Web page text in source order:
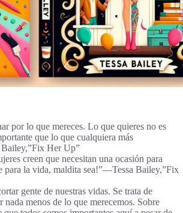
por lo que mereces. Lo que quieres no es
que lo que cualquiera más
Her Up”
creen que necesitan una ocasión para
para la vida, maldita sea!”―Tessa Bailey,”Fix
gente de nuestras vidas. Se trata de
nada menos de lo que merecemos. Sobre